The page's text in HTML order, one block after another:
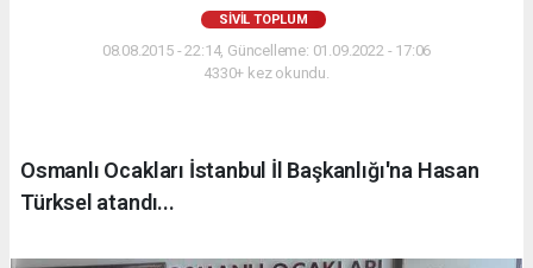
SIVIL TOPLUM
08.08.2015 - 22:14, Güncelleme: 01.09.2022 - 17:06
4330+ kez okundu.
Osmanlı Ocakları İstanbul İl Başkanlığı'na Hasan
Türksel atandı...